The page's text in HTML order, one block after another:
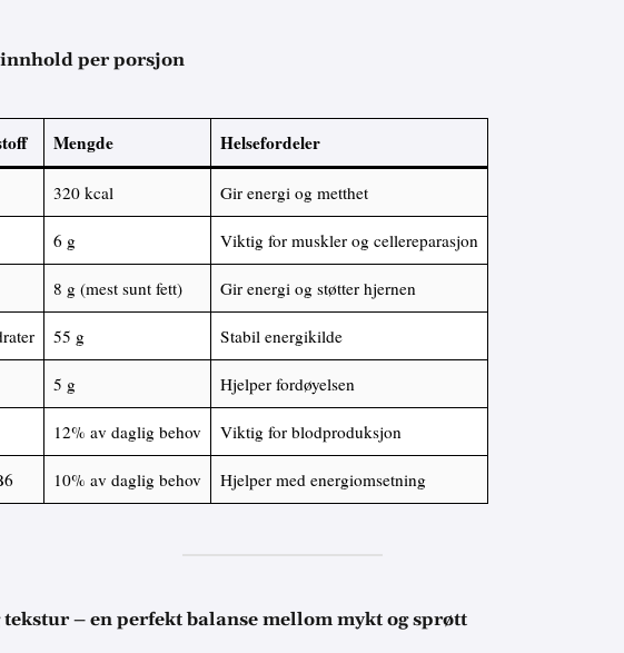
per porsjon
Mengde Helsefordeler
320 kcal Gir energi og metthet
6 g Viktig for muskler og cellereparasjon
8 g (mest sunt fett) Gir energi og støtter hjernen
55 g Stabil energikilde
5 g Hjelper fordøyelsen
12% av daglig behov Viktig for blodproduksjon
10% av daglig behov Hjelper med energiomsetning
tekstur – en perfekt balanse mellom mykt og sprøtt